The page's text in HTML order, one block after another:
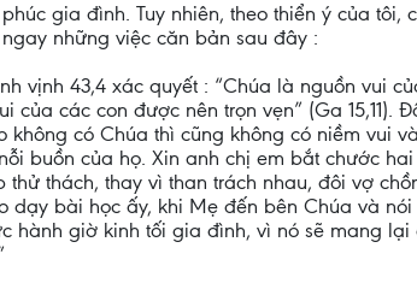
gia đình. Tuy nhiên, theo thiển ý của
những việc căn bản sau đây :
vịnh 43,4 xác quyết : “Chúa là nguồn vui
của các con được nên trọn vẹn” (Ga
không có Chúa thì cũng không có niềm vui
buồn của họ. Xin anh chị em bắt chước
thách, thay vì than trách nhau, đôi vợ
bài học ấy, khi Mẹ đến bên Chúa và
hành giờ kinh tối gia đình, vì nó sẽ mang